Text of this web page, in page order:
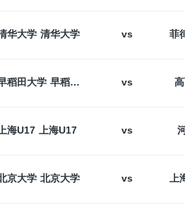
清华大学 vs
早稻田大学 vs
上海U17 vs
北京大学 vs